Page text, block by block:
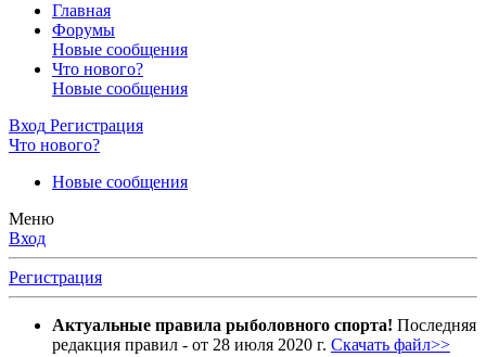
Главная
Форумы
Новые сообщения
Что нового?
Новые сообщения
Вход Регистрация
Что нового?
Новые сообщения
Меню
Вход
Регистрация
Актуальные правила рыболовного спорта! Последняя
редакция правил - от 28 июля 2020 г. Скачать файл>>